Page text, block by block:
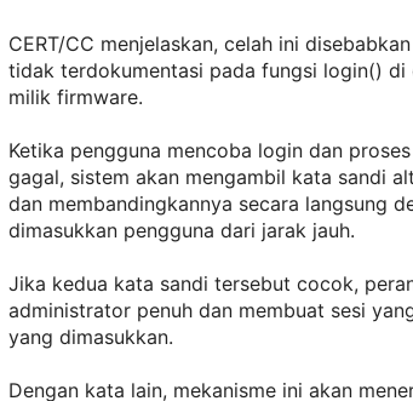
CERT/CC menjelaskan, celah ini
tidak terdokumentasi pada fungsi login()
milik firmware.
Ketika pengguna mencoba login dan
gagal, sistem akan mengambil kata sandi
dan membandingkannya secara langsung
dimasukkan pengguna dari jarak jauh.
Jika kedua kata sandi tersebut cocok,
administrator penuh dan membuat sesi
yang dimasukkan.
Dengan kata lain, mekanisme ini akan